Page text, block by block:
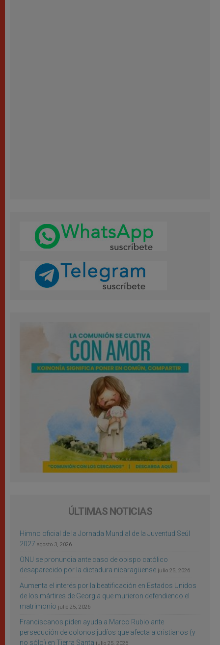
ÚLTIMAS NOTICIAS
Himno oficial de la Jornada Mundial de la Juventud Seúl
2027 agosto 3, 2026
ONU se pronuncia ante caso de obispo católico
desaparecido por la dictadura nicaragüense julio 25, 2026
Aumenta el interés por la beatificación en Estados Unidos
de los mártires de Georgia que murieron defendiendo el
matrimonio julio 25, 2026
Franciscanos piden ayuda a Marco Rubio ante
persecución de colonos judíos que afecta a cristianos (y
no sólo) en Tierra Santa julio 25, 2026